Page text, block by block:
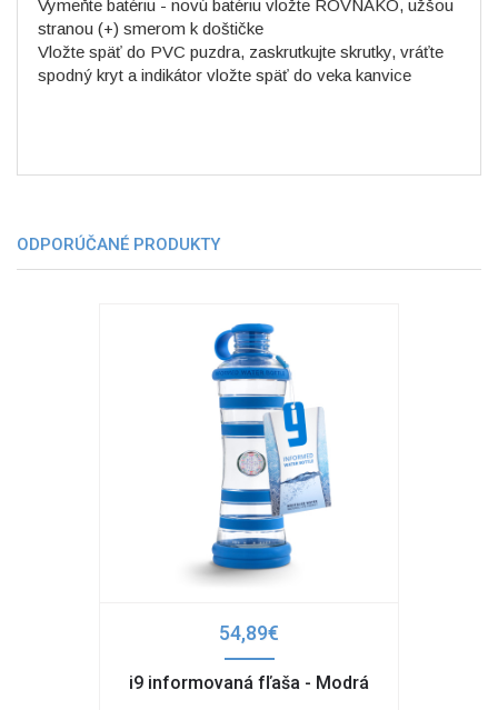
Vymeňte batériu - novú batériu vložte ROVNAKO, užšou
stranou (+) smerom k doštičke
Vložte späť do PVC puzdra, zaskrutkujte skrutky, vráťte
spodný kryt a indikátor vložte späť do veka kanvice
ODPORÚČANÉ PRODUKTY
54,89€
i9 informovaná fľaša - Modrá